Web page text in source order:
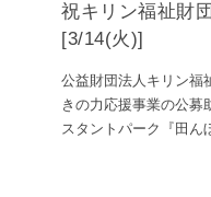
祝キリン福祉財
[3/14(火)]
公益財団法人キリン福
きの力応援事業の公募
スタントパーク『田ん